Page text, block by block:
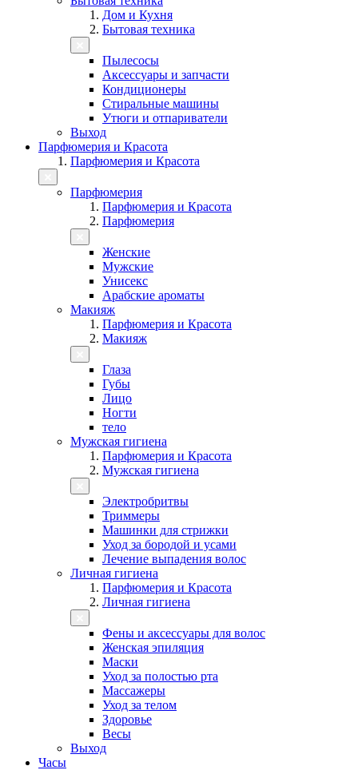
Дом и Кухня
Бытовая техника
Пылесосы
Аксессуары и запчасти
Кондиционеры
Стиральные машины
Утюги и отпариватели
Выход
Парфюмерия и Красота
Парфюмерия и Красота
Парфюмерия
Парфюмерия и Красота
Парфюмерия
Женские
Мужские
Унисекс
Арабские ароматы
Макияж
Парфюмерия и Красота
Макияж
Глаза
Губы
Лицо
Ногти
тело
Мужская гигиена
Парфюмерия и Красота
Мужская гигиена
Электробритвы
Триммеры
Машинки для стрижки
Уход за бородой и усами
Лечение выпадения волос
Личная гигиена
Парфюмерия и Красота
Личная гигиена
Фены и аксессуары для волос
Женская эпиляция
Маски
Уход за полостью рта
Массажеры
Уход за телом
Здоровье
Весы
Выход
Часы